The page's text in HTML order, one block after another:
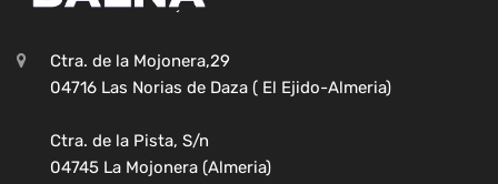
Ctra. de la Mojonera,29
04716 Las Norias de Daza ( El Ejido-Almeria)
Ctra. de la Pista, S/n
04745 La Mojonera (Almeria)